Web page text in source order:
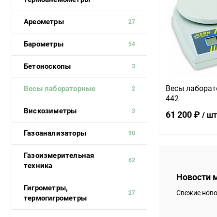
Ареометры 27
Барометры 54
Бетоноскопы 3
Весы лабораторные 2
Вискозиметры 3
Газоанализаторы 90
Газоизмерительная
техника
62
Гигрометры,
термогигрометры
27
Весы
442
61 200 ₽ / шт
Купить в 1
В избранное
Новости
Свежие